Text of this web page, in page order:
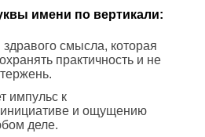
имени по вертикали:
смысла, которая
практичность и не
импульс к
инициативе и ощущению
деле.